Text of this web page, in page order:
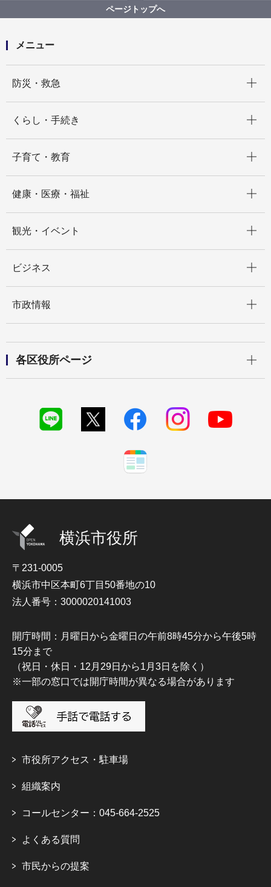
【入札結果掲載】保土ケ谷区缶・びん・ペットボトル
収集運搬業務委託
ページトップへ
メニュー
防災・救急
くらし・手続き
子育て・教育
健康・医療・福祉
観光・イベント
ビジネス
市政情報
各区役所ページ
横浜市役所
〒231-0005
横浜市中区本町6丁目50番地の10
法人番号：3000020141003
開庁時間：月曜日から金曜日の午前8時45分から午後5時
15分まで
（祝日・休日・12月29日から1月3日を除く）
※一部の窓口では開庁時間が異なる場合があります
市役所アクセス・駐車場
組織案内
コールセンター：045-664-2525
よくある質問
市民からの提案